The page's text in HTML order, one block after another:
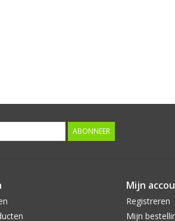
ABONNEER
Mijn
Registreren
Mijn